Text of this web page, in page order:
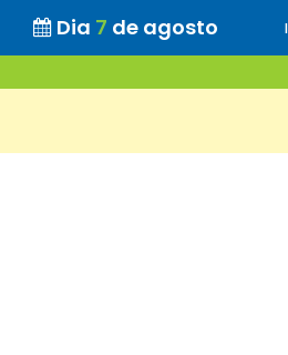
Dia 7 de agosto